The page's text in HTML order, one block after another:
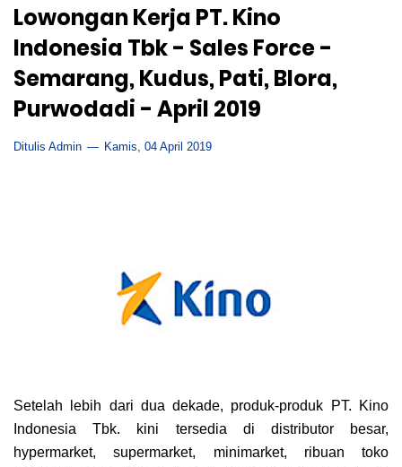
Lowongan Kerja PT. Kino
Indonesia Tbk - Sales Force -
Semarang, Kudus, Pati, Blora,
Purwodadi - April 2019
Ditulis Admin Kamis, 04 April 2019
Setelah lebih dari dua dekade, produk-produk PT. Kino
Indonesia Tbk. kini tersedia di distributor besar,
hypermarket, supermarket, minimarket, ribuan toko